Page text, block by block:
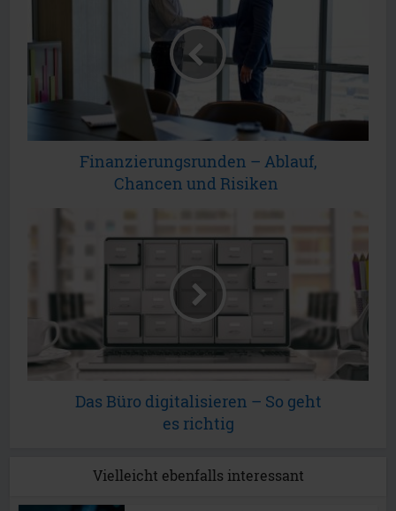
Finanzierungsrunden – Ablauf,
Chancen und Risiken
Das Büro digitalisieren – So geht
es richtig
Vielleicht ebenfalls interessant